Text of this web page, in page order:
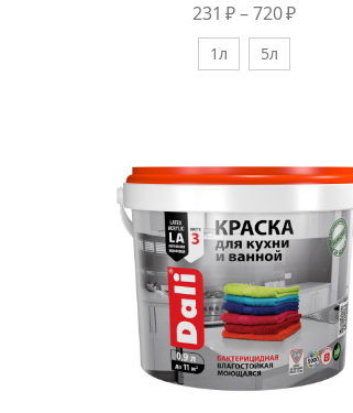
231 ₽–720₽
1л 5л